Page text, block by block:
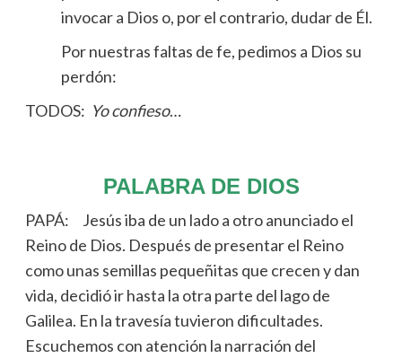
invocar a Dios o, por el contrario, dudar de Él.
Por nuestras faltas de fe, pedimos a Dios su
perdón:
TODOS: Yo confieso…
PALABRA DE DIOS
PAPÁ: Jesús iba de un lado a otro anunciado el
Reino de Dios. Después de presentar el Reino
como unas semillas pequeñitas que crecen y dan
vida, decidió ir hasta la otra parte del lago de
Galilea. En la travesía tuvieron dificultades.
Escuchemos con atención la narración del